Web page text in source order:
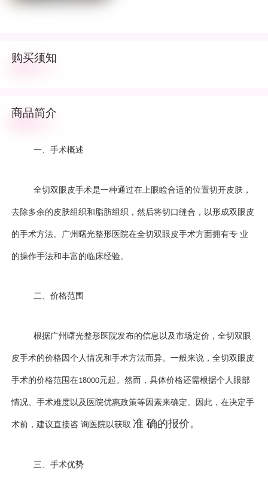
购买须知
商品简介
一、手术概述
全切双眼皮手术是一种通过在上眼睑合适的位置切开皮肤，
去除多余的皮肤组织和脂肪组织，然后将切口缝合，以形成双眼皮
的手术方法。广州曙光整形医院在全切双眼皮手术方面拥有专 业
的操作手法和丰富的临床经验。
二、价格范围
根据广州曙光整形医院发布的信息以及市场定价，全切双眼
皮手术的价格因个人情况和手术方法而异。一般来说，全切双眼皮
手术的价格范围在18000元起。然而，具体价格还需根据个人眼部
情况、手术难度以及医院优惠政策等因素来确定。因此，在决定手
术前，建议直接咨 询医院以获取 准 确的报价。
三、手术优势